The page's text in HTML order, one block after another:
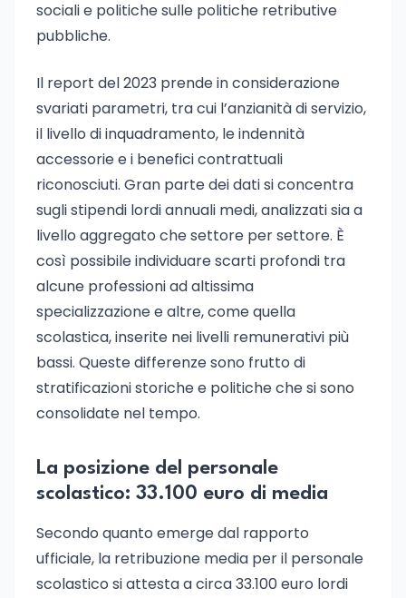
sociali e politiche sulle politiche retributive
pubbliche.
Il report del 2023 prende in considerazione
svariati parametri, tra cui l’anzianità di servizio,
il livello di inquadramento, le indennità
accessorie e i benefici contrattuali
riconosciuti. Gran parte dei dati si concentra
sugli stipendi lordi annuali medi, analizzati sia a
livello aggregato che settore per settore. È
così possibile individuare scarti profondi tra
alcune professioni ad altissima
specializzazione e altre, come quella
scolastica, inserite nei livelli remunerativi più
bassi. Queste differenze sono frutto di
stratificazioni storiche e politiche che si sono
consolidate nel tempo.
La posizione del personale
scolastico: 33.100 euro di media
Secondo quanto emerge dal rapporto
ufficiale, la retribuzione media per il personale
scolastico si attesta a circa 33.100 euro lordi